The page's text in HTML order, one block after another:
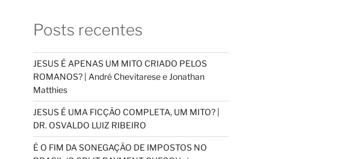
Posts recentes
JESUS É APENAS UM MITO CRIADO PELOS
ROMANOS? | André Chevitarese e Jonathan
Matthies
JESUS É UMA FICÇÃO COMPLETA, UM MITO? |
DR. OSVALDO LUIZ RIBEIRO
É O FIM DA SONEGAÇÃO DE IMPOSTOS NO